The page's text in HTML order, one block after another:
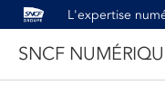
L'expertise
SNCF